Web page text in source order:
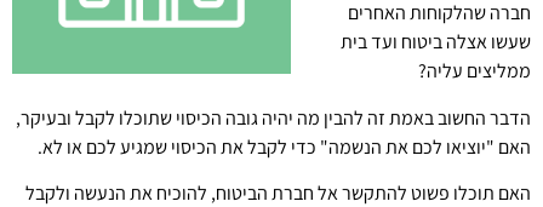
חברה שהלקוחות האחרים
שעשו אצלה ביטוח ועד בית
ממליצים עליה?
הדבר החשוב באמת זה להבין מה יהיה גובה הכיסוי שתוכלו לקבל ובעיקר,
האם "יוציאו לכם את הנשמה" כדי לקבל את הכיסוי שמגיע לכם או לא.
האם תוכלו פשוט להתקשר אל חברת הביטוח, להוכיח את הנעשה ולקבל